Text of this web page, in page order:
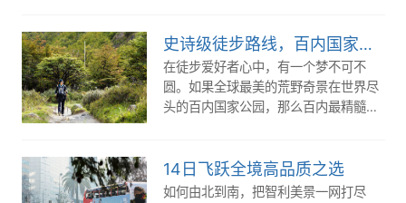
史诗级徒步路线，百内国家公园W线全攻略
在徒步爱好者心中，有一个梦不可不
圆。如果全球最美的荒野奇景在世界尽
头的百内国家公园，那么百内最精髓的
14日飞跃全境高品质之选
如何由北到南，把智利美景一网打尽